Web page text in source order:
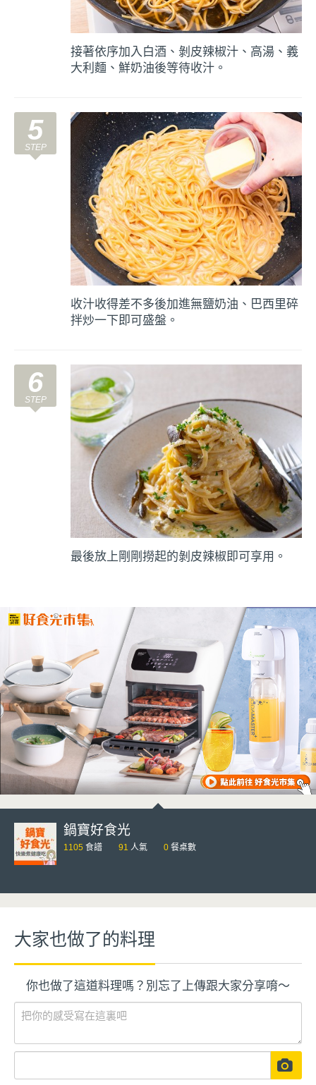
接著依序加入白酒、剝皮辣椒汁、高湯、義
大利麵、鮮奶油後等待收汁。
5
收汁收得差不多後加進無鹽奶油、巴西里碎
拌炒一下即可盛盤。
6
最後放上剛剛撈起的剝皮辣椒即可享用。
鍋寶好食光
1105 食譜 91 人氣 0 餐桌數
大家也做了的料理
你也做了這道料理嗎？別忘了上傳跟大家分享唷～